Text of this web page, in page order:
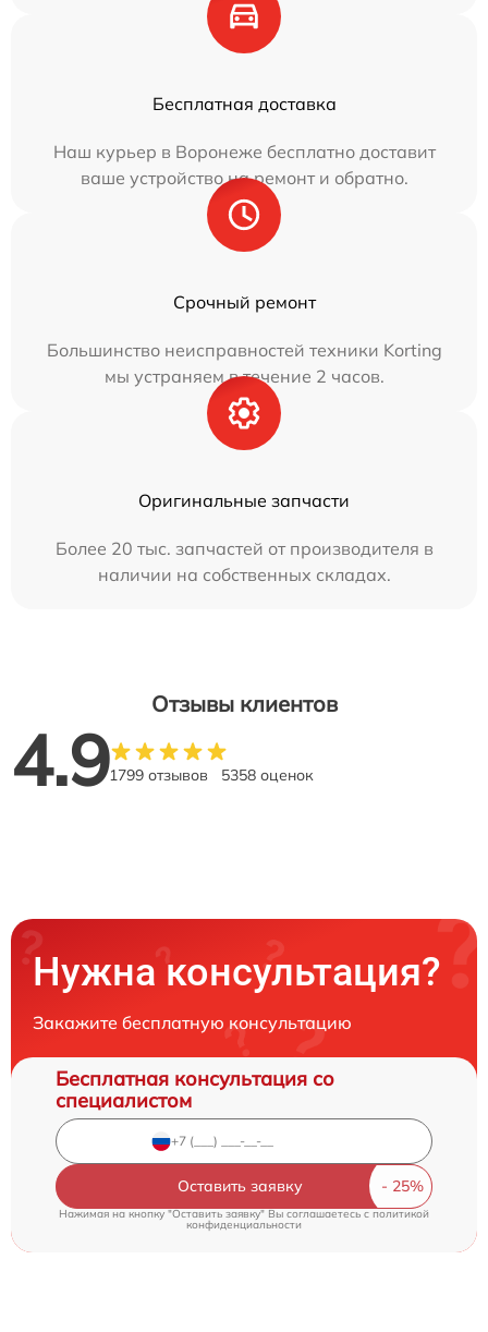
Бесплатная доставка
Наш курьер в Воронеже бесплатно доставит
ваше устройство на ремонт и обратно.
Срочный ремонт
Большинство неисправностей техники Korting
мы устраняем в течение 2 часов.
Оригинальные запчасти
Более 20 тыс. запчастей от производителя в
наличии на собственных складах.
Отзывы клиентов
4.91799 отзывов 5358 оценок
Нужна консультация?
Закажите бесплатную консультацию
Бесплатная консультация со
специалистом
Оставить заявку
Нажимая на кнопку "Оставить заявку" Вы соглашаетесь cполитикой
конфиденциальности